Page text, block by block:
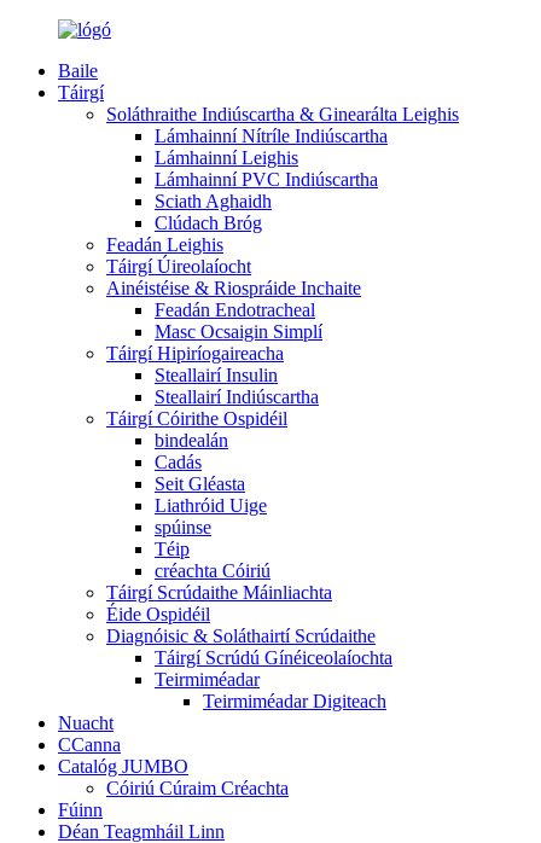
Baile
Táirgí
Soláthraithe Indiúscartha & Ginearálta Leighis
Lámhainní Nítríle Indiúscartha
Lámhainní Leighis
Lámhainní PVC Indiúscartha
Sciath Aghaidh
Clúdach Bróg
Feadán Leighis
Táirgí Úireolaíocht
Ainéistéise & Riospráide Inchaite
Feadán Endotracheal
Masc Ocsaigin Simplí
Táirgí Hipiríogaireacha
Steallairí Insulin
Steallairí Indiúscartha
Táirgí Cóirithe Ospidéil
bindealán
Cadás
Seit Gléasta
Liathróid Uige
spúinse
Téip
créachta Cóiriú
Táirgí Scrúdaithe Máinliachta
Éide Ospidéil
Diagnóisic & Soláthairtí Scrúdaithe
Táirgí Scrúdú Gínéiceolaíochta
Teirmiméadar
Teirmiméadar Digiteach
Nuacht
CCanna
Catalóg JUMBO
Cóiriú Cúraim Créachta
Fúinn
Déan Teagmháil Linn